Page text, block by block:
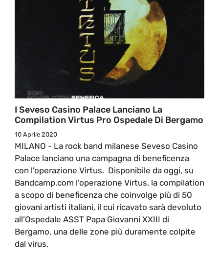
I Seveso Casino Palace Lanciano La
Compilation Virtus Pro Ospedale Di Bergamo
10 Aprile 2020
MILANO - La rock band milanese Seveso Casino
Palace lanciano una campagna di beneficenza
con l'operazione Virtus. Disponibile da oggi, su
Bandcamp.com l'operazione Virtus, la compilation
a scopo di beneficenza che coinvolge più di 50
giovani artisti italiani, il cui ricavato sarà devoluto
all’Ospedale ASST Papa Giovanni XXIII di
Bergamo, una delle zone più duramente colpite
dal virus.